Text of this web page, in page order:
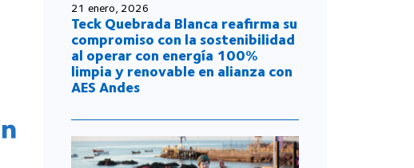
21 enero, 2026
Teck Quebrada Blanca reafirma su
compromiso con la sostenibilidad
al operar con energía 100%
limpia y renovable en alianza con
AES Andes